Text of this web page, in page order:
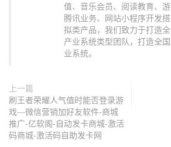
值、音乐会员、阅读教育、游
腾讯业务、网站小程序开发
拟类产品，我们致力于打造
产业系统类型团队，打造全
业系统。
上一篇
刷王者荣耀人气值时能否登录游
戏—微信营销加好友软件-商城
推广-亿软阁-自动发卡商城-激活
码商城-激活码自助发卡网